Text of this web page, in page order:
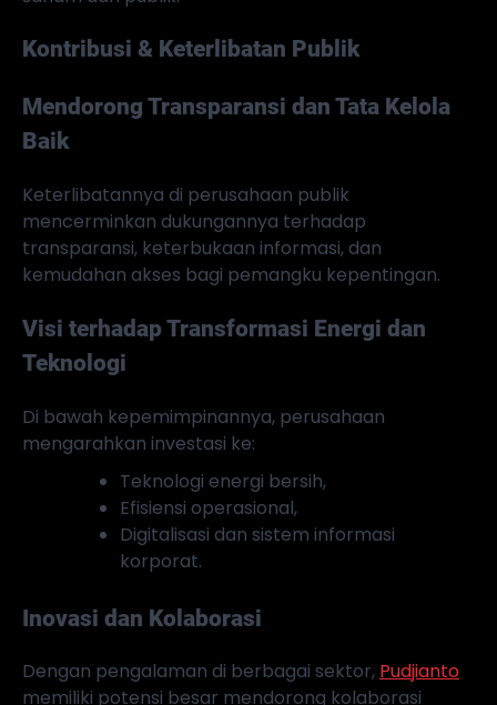
Kontribusi & Keterlibatan Publik
Mendorong Transparansi dan Tata Kelola
Baik
Keterlibatannya di perusahaan publik
mencerminkan dukungannya terhadap
transparansi, keterbukaan informasi, dan
kemudahan akses bagi pemangku kepentingan.
Visi terhadap Transformasi Energi dan
Teknologi
Di bawah kepemimpinannya, perusahaan
mengarahkan investasi ke:
Teknologi energi bersih,
Efisiensi operasional,
Digitalisasi dan sistem informasi
korporat.
Inovasi dan Kolaborasi
Dengan pengalaman di berbagai sektor, Pudjianto
memiliki potensi besar mendorong kolaborasi